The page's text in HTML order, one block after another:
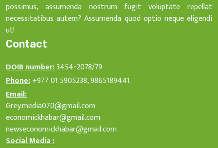
possimus, assumenda nostrum fugit voluptate repellat
necessitatibus autem? Assumenda quod optio neque eligendi
ut!
Contact
DOIB number:3454-2078/79
Phone:+977 01 5905238, 9865189441
Email:
Grey.media070@gmail.com
economickhabar@gmail.com
newseconomickhabar@gmail.com
Social Media :